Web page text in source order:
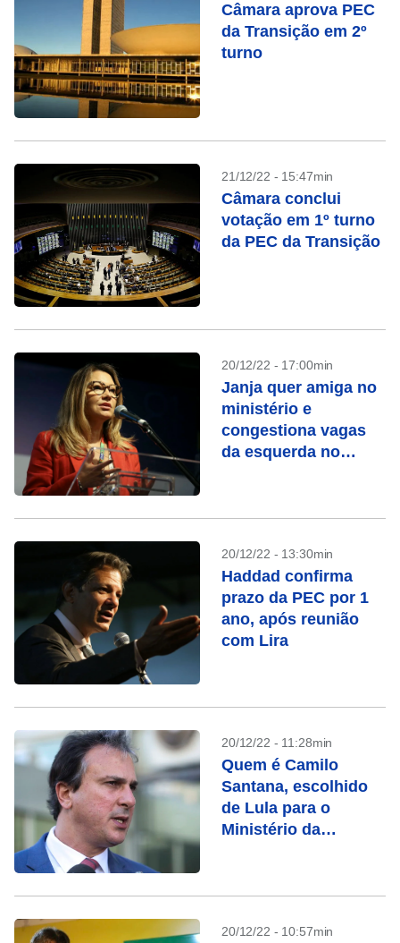
Câmara aprova PEC
da Transição em 2º
turno
21/12/22 - 15:47min
Câmara conclui
votação em 1º turno
da PEC da Transição
20/12/22 - 17:00min
Janja quer amiga no
ministério e
congestiona vagas
da esquerda no
20/12/22 - 13:30min
Haddad confirma
prazo da PEC por 1
ano, após reunião
com Lira
20/12/22 - 11:28min
Quem é Camilo
Santana, escolhido
de Lula para o
Ministério da
20/12/22 - 10:57min